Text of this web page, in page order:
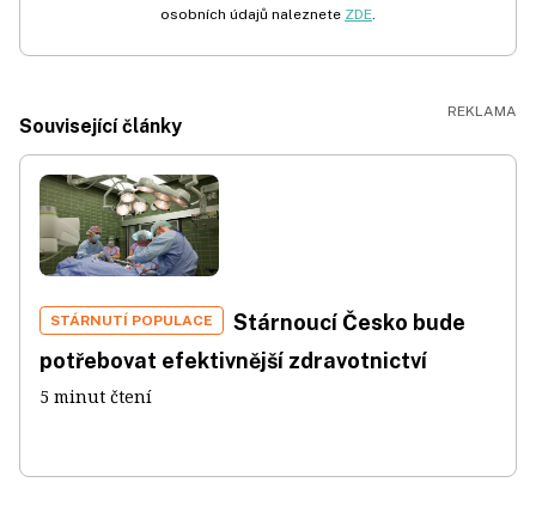
osobních údajů naleznete ZDE.
Související články
STÁRNUTÍ POPULACE
Stárnoucí Česko bude
potřebovat efektivnější zdravotnictví
5 minut čtení